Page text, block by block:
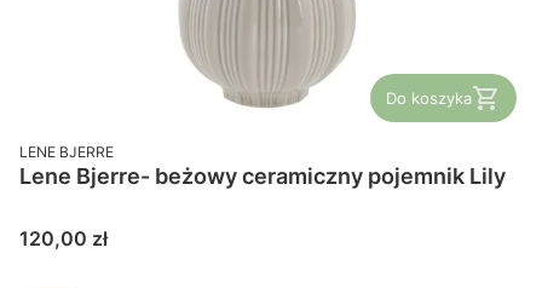
Do koszyka
PRODUCENT
LENE BJERRE
Lene Bjerre- beżowy ceramiczny pojemnik Lily
Cena
120,00 zł